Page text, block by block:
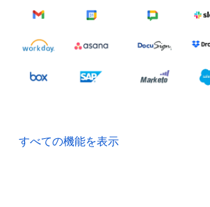
すべての機能を表示